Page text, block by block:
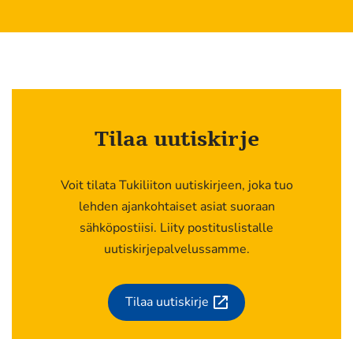
Tilaa uutiskirje
Voit tilata Tukiliiton uutiskirjeen, joka tuo
lehden ajankohtaiset asiat suoraan
sähköpostiisi. Liity postituslistalle
uutiskirjepalvelussamme.
Tilaa uutiskirje
(siirryt